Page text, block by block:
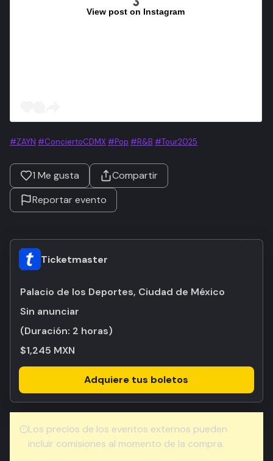
View post on Instagram
#ZAYN #ConciertoCDMX #Pop #R&B #Tour2025
1 Me gusta
Compartir
Reportar evento
Ticketmaster
Palacio de los Deportes, Ciudad de México
Sin anunciar
(Duración: 2 horas)
$1,245 MXN
Adquiere tus boletos
Los precios de los eventos externos pueden
incluir comisiones al momento de la compra.